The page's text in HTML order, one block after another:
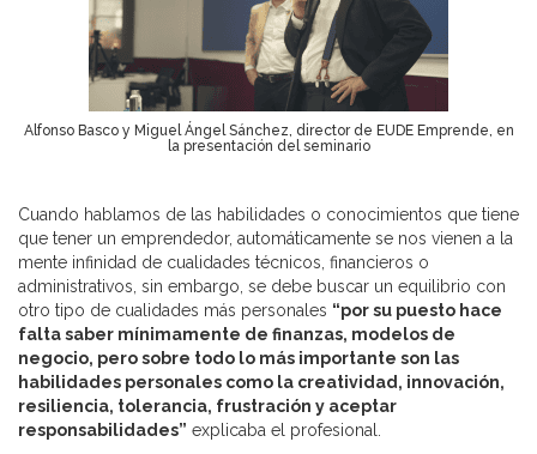
Alfonso Basco y Miguel Ángel Sánchez, director de EUDE Emprende, en
la presentación del seminario
Cuando hablamos de las habilidades o conocimientos que tiene
que tener un emprendedor, automáticamente se nos vienen a la
mente infinidad de cualidades técnicos, financieros o
administrativos, sin embargo, se debe buscar un equilibrio con
otro tipo de cualidades más personales “por su puesto hace
falta saber mínimamente de finanzas, modelos de
negocio, pero sobre todo lo más importante son las
habilidades personales como la creatividad, innovación,
resiliencia, tolerancia, frustración y aceptar
responsabilidades” explicaba el profesional.